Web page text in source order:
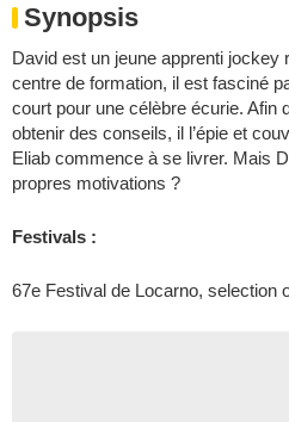
Synopsis
David est un jeune apprenti jockey
centre de formation, il est fasciné
court pour une célèbre écurie. Afin
obtenir des conseils, il l’épie et
Eliab commence à se livrer. Mais
propres motivations ?
Festivals :
67e Festival de Locarno, selection